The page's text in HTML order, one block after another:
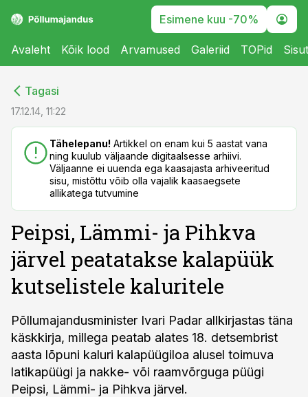
Esimene kuu -70%
Avaleht Kõik lood Arvamused Galeriid TOPid
Tagasi
17.12.14, 11:22
Tähelepanu! Artikkel on enam kui 5 aastat vana
ning kuulub väljaande digitaalsesse arhiivi.
Väljaanne ei uuenda ega kaasajasta arhiveeritud
sisu, mistõttu võib olla vajalik kaasaegsete
allikatega tutvumine
Peipsi, Lämmi- ja Pihkva
järvel peatatakse kalapüük
kutselistele kaluritele
Põllumajandusminister Ivari Padar allkirjastas täna
käskkirja, millega peatab alates 18. detsembrist
aasta lõpuni kaluri kalapüügiloa alusel toimuva
latikapüügi ja nakke- või raamvõrguga püügi
Peipsi, Lämmi- ja Pihkva järvel.